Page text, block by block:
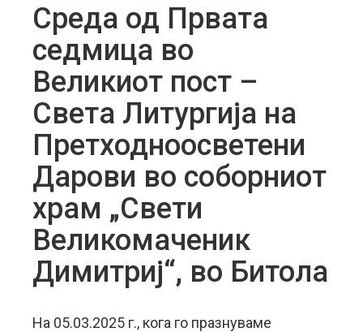
Среда од Првата
седмица во
Великиот пост –
Света Литургија на
Претходноосветени
Дарови во соборниот
храм „Свети
Великомаченик
Димитриј“, во Битола
На 05.03.2025 г., кога го празнуваме